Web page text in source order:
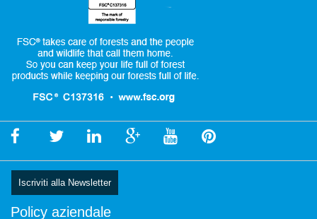
Iscriviti alla Newsletter
Policy aziendale